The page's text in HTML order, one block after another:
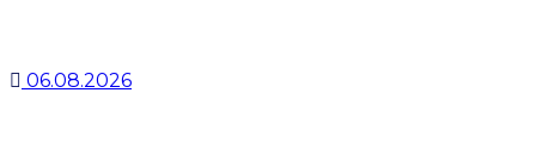
06.08.2026